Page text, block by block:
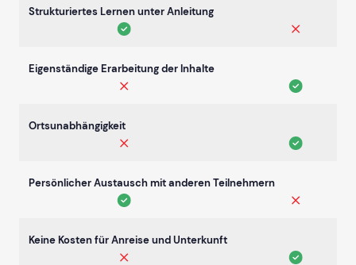
Strukturiertes Lernen unter Anleitung
Eigenständige Erarbeitung der Inhalte
Ortsunabhängigkeit
Persönlicher Austausch mit anderen Teilnehmern
Keine Kosten für Anreise und Unterkunft